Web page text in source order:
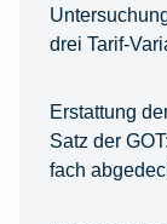
drei Tarif-
Erstattung
Satz der GOT:
fach